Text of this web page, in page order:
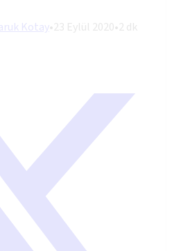
Kotay•23 Eylül 2020•2dk